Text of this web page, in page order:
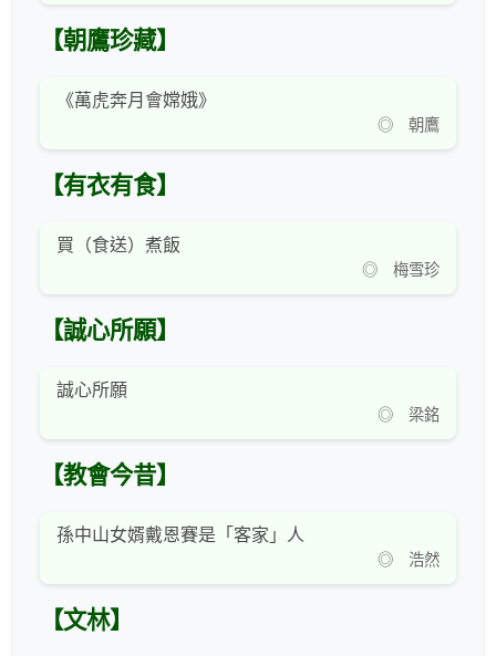
【朝鷹珍藏】
《萬虎奔月會嫦娥》
◎ 朝鷹
【有衣有食】
買（食送）煮飯
◎ 梅雪珍
【誠心所願】
誠心所願
◎ 梁銘
【教會今昔】
孫中山女婿戴恩賽是「客家」人
◎ 浩然
【文林】